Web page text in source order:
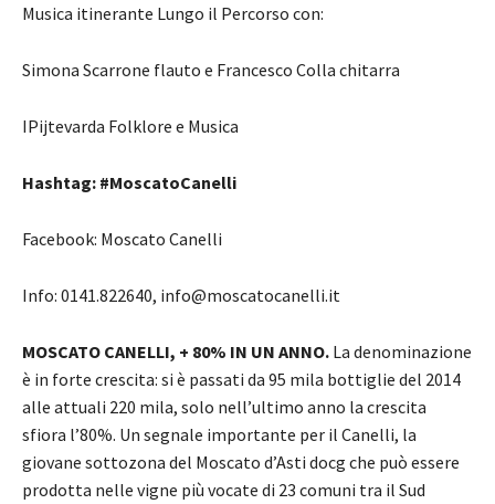
Musica itinerante Lungo il Percorso con:
Simona Scarrone flauto e Francesco Colla chitarra
IPijtevarda Folklore e Musica
Hashtag: #MoscatoCanelli
Facebook: Moscato Canelli
Info: 0141.822640, info@moscatocanelli.it
MOSCATO CANELLI, + 80% IN UN ANNO. La denominazione
è in forte crescita: si è passati da 95 mila bottiglie del 2014
alle attuali 220 mila, solo nell’ultimo anno la crescita
sfiora l’80%. Un segnale importante per il Canelli, la
giovane sottozona del Moscato d’Asti docg che può essere
prodotta nelle vigne più vocate di 23 comuni tra il Sud